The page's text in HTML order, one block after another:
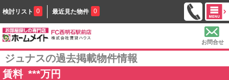
検討リスト 0 最近見た物件 0
お問合せ
ジュナスの過去掲載物件情報
賃料 ***万円